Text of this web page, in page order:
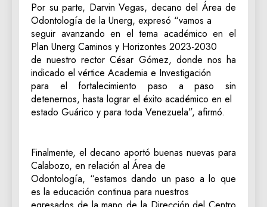
Por su parte, Darvin Vegas, decano del Área de
Odontología de la Unerg, expresó “vamos a
seguir avanzando en el tema académico en el
Plan Unerg Caminos y Horizontes 2023-2030
de nuestro rector César Gómez, donde nos ha
indicado el vértice Academia e Investigación
para el fortalecimiento paso a paso sin
detenernos, hasta lograr el éxito académico en el
estado Guárico y para toda Venezuela”, afirmó.
Finalmente, el decano aportó buenas nuevas para
Calabozo, en relación al Área de
Odontología, “estamos dando un paso a lo que
es la educación continua para nuestros